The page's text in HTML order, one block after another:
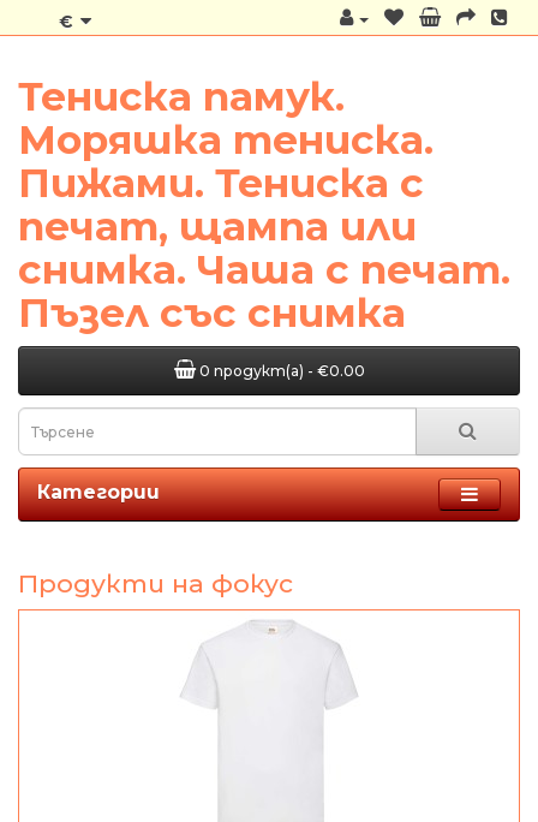
€
Тениска памук.
Моряшка тениска.
Пижами. Тениска с
печат, щампа или
снимка. Чаша с печат.
Пъзел със снимка
0 продукт(а) - €0.00
Категории
Продукти на фокус